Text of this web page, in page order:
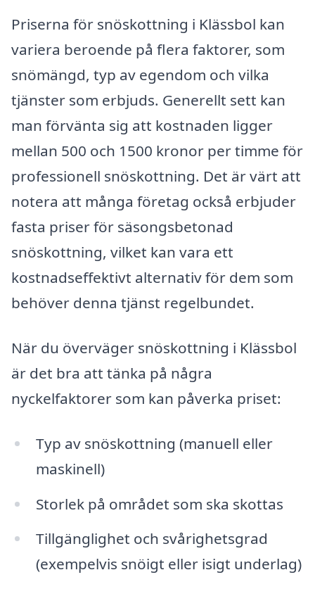
Priserna för snöskottning i Klässbol kan
variera beroende på flera faktorer, som
snömängd, typ av egendom och vilka
tjänster som erbjuds. Generellt sett kan
man förvänta sig att kostnaden ligger
mellan 500 och 1500 kronor per timme för
professionell snöskottning. Det är värt att
notera att många företag också erbjuder
fasta priser för säsongsbetonad
snöskottning, vilket kan vara ett
kostnadseffektivt alternativ för dem som
behöver denna tjänst regelbundet.
När du överväger snöskottning i Klässbol
är det bra att tänka på några
nyckelfaktorer som kan påverka priset:
Typ av snöskottning (manuell eller
maskinell)
Storlek på området som ska skottas
Tillgänglighet och svårighetsgrad
(exempelvis snöigt eller isigt underlag)